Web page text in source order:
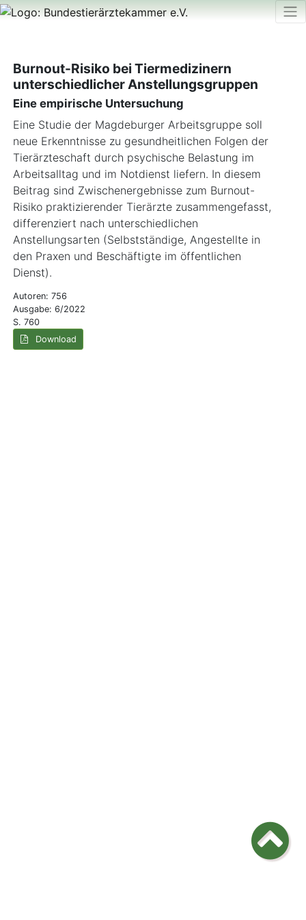
Burnout-Risiko bei Tiermedizinern
unterschiedlicher Anstellungsgruppen
Eine empirische Untersuchung
Eine Studie der Magdeburger Arbeitsgruppe soll
neue Erkenntnisse zu gesundheitlichen Folgen der
Tierärzteschaft durch psychische Belastung im
Arbeitsalltag und im Notdienst liefern. In diesem
Beitrag sind Zwischenergebnisse zum Burnout-
Risiko praktizierender Tierärzte zusammengefasst,
differenziert nach unterschiedlichen
Anstellungsarten (Selbstständige, Angestellte in
den Praxen und Beschäftigte im öffentlichen
Dienst).
Autoren: 756
Ausgabe: 6/2022
S. 760
Download